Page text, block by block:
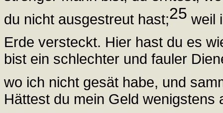
du nicht ausgestreut hast;25 weil
Erde versteckt. Hier hast du es
bist ein schlechter und fauler
wo ich nicht gesät habe, und
Hättest du mein Geld